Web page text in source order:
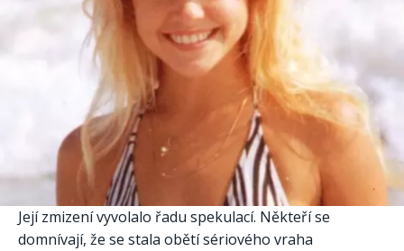
Její zmizení vyvolalo řadu spekulací. Někteří se
domnívají, že se stala obětí sériového vraha